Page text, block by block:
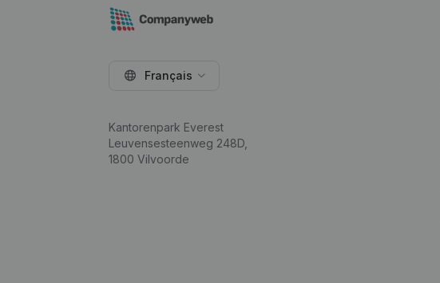
Français
Kantorenpark Everest
Leuvensesteenweg 248D,
1800 Vilvoorde